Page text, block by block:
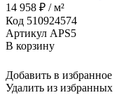
14 958 ₽ / м²
Код 510924574
Артикул APS5
В корзину
Добавить в избранное
Удалить из избранных